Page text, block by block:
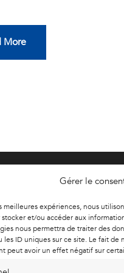
Gérer le
meilleures expériences, nous
et/ou accéder aux
nous permettra de traiter des
les ID uniques sur ce site. Le fait de
peut avoir un effet négatif sur
More
MOBILITY